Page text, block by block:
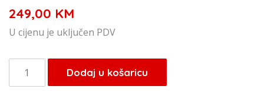
249,00 KM
U cijenu je uključen PDV
Schneider
mikrovalna
Dodaj u košaricu